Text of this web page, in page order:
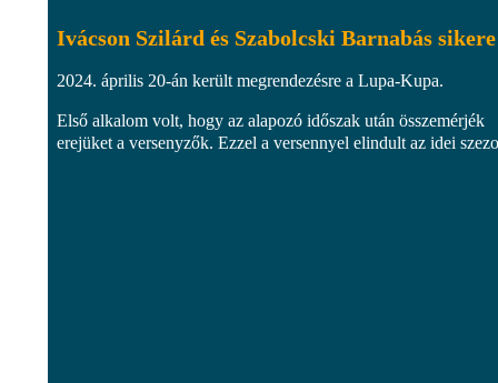
Ivácson Szilárd és Szabolcski Barnabás sikere
2024. április 20-án került megrendezésre a Lupa-Kupa.
Első alkalom volt, hogy az alapozó időszak után összemérjék
erejüket a versenyzők. Ezzel a versennyel elindult az idei